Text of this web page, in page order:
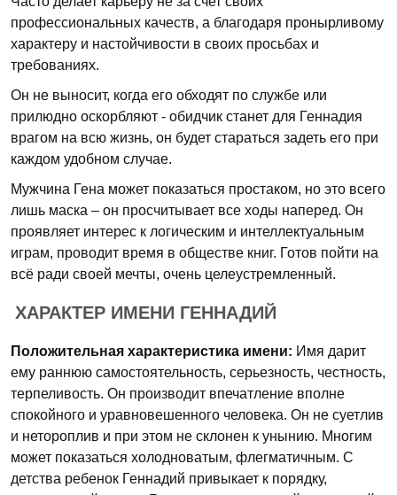
профессиональных качеств, а благодаря пронырливому
характеру и настойчивости в своих просьбах и
требованиях.
Он не выносит, когда его обходят по службе или
прилюдно оскорбляют - обидчик станет для Геннадия
врагом на всю жизнь, он будет стараться задеть его при
каждом удобном случае.
Мужчина Гена может показаться простаком, но это всего
лишь маска – он просчитывает все ходы наперед. Он
проявляет интерес к логическим и интеллектуальным
играм, проводит время в обществе книг. Готов пойти на
всё ради своей мечты, очень целеустремленный.
ХАРАКТЕР ИМЕНИ ГЕННАДИЙ
Положительная характеристика имени: Имя дарит
ему раннюю самостоятельность, серьезность, честность,
терпеливость. Он производит впечатление вполне
спокойного и уравновешенного человека. Он не суетлив
и нетороплив и при этом не склонен к унынию. Многим
может показаться холодноватым, флегматичным. С
детства ребенок Геннадий привыкает к порядку,